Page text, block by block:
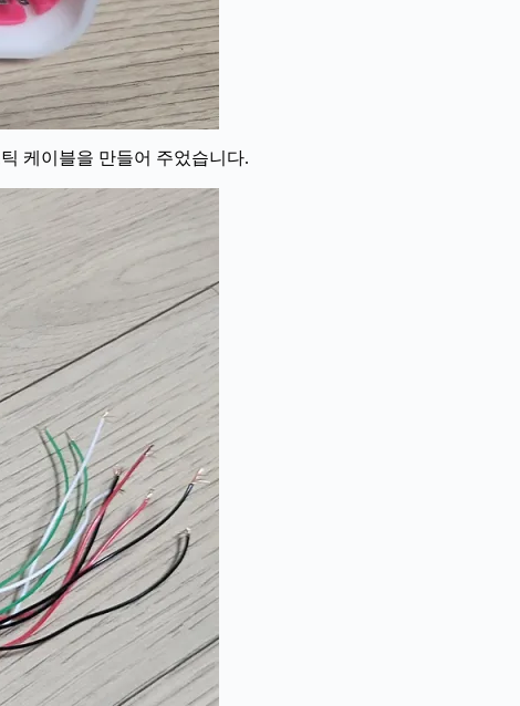
케이블을 만들어 주었습니다.